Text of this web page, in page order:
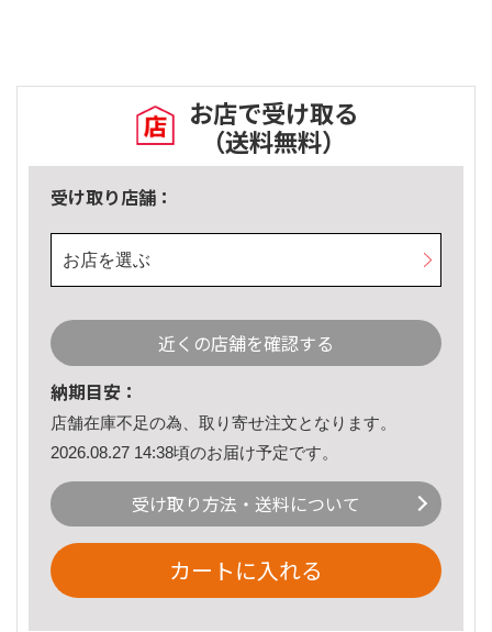
お店で受け取る
（送料無料）
受け取り店舗：
お店を選ぶ
近くの店舗を確認する
納期目安：
店舗在庫不足の為、取り寄せ注文となります。
2026.08.27 14:38頃のお届け予定です。
受け取り方法・送料について
カートに入れる